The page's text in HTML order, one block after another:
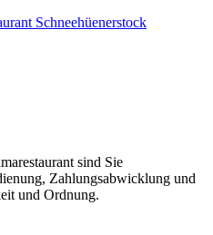
Schneehüenerstock
sind Sie
Zahlungsabwicklung und
und Ordnung.